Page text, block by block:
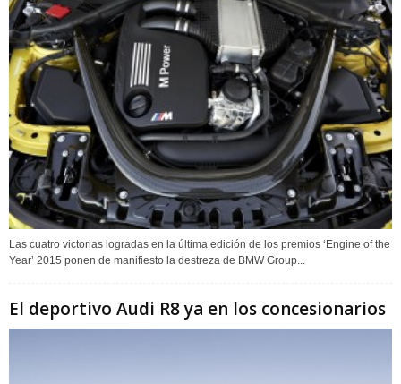
Las cuatro victorias logradas en la última edición de los premios ‘Engine of the
Year’ 2015 ponen de manifiesto la destreza de BMW Group...
El deportivo Audi R8 ya en los concesionarios